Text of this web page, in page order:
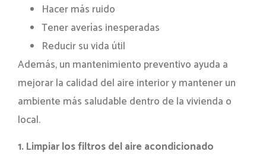
Hacer más ruido
Tener averías inesperadas
Reducir su vida útil
Además, un mantenimiento preventivo ayuda a
mejorar la calidad del aire interior y mantener un
ambiente más saludable dentro de la vivienda o
local.
1. Limpiar los filtros del aire acondicionado